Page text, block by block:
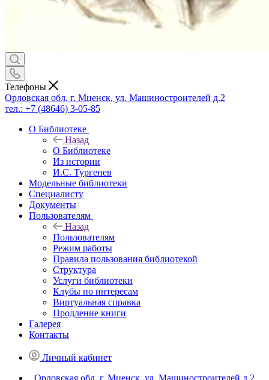
Телефоны
Орловская обл, г. Мценск, ул. Машиностроителей д.2
тел.: +7 (48646) 3-05-85
О Библиотеке
Назад
О Библиотеке
Из истории
И.С. Тургенев
Модельные библиотеки
Специалисту
Документы
Пользователям
Назад
Пользователям
Режим работы
Правила пользования библиотекой
Структура
Услуги библиотеки
Клубы по интересам
Виртуальная справка
Продление книги
Галерея
Контакты
Личный кабинет
Орловская обл, г. Мценск, ул. Машиностроителей д.2